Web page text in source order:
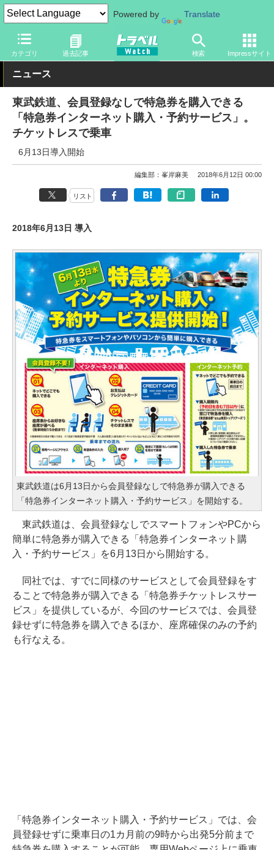
Powered by Translate
カテゴリ 過去記事 検索 Impressサイト
トラベル Watch 旅の情報 書籍・Web Webサイト
ニュース
東武鉄道、会員登録なしで特急券を購入できる
「特急券インターネット購入・予約サービス」。
チケットレスで乗車
6月13日導入開始
編集部：峯岸麻美 2018年6月12日 00:00
リスト
2018年6月13日 導入
東武鉄道は6月13日から会員登録なしで特急券が購入できる
「特急券インターネット購入・予約サービス」を開始する。
東武鉄道は、会員登録なしでスマートフォンやPCから
簡単に特急券が購入できる「特急券インターネット購
入・予約サービス」を6月13日から開始する。
同社では、すでに同様のサービスとして会員登録をす
ることで特急券が購入できる「特急券チケットレスサー
ビス」を提供しているが、今回のサービスでは、会員登
録せずに特急券を購入できるほか、座席確保のみの予約
も行なえる。
「特急券インターネット購入・予約サービス」では、会
員登録せずに乗車日の1カ月前の9時から出発5分前まで